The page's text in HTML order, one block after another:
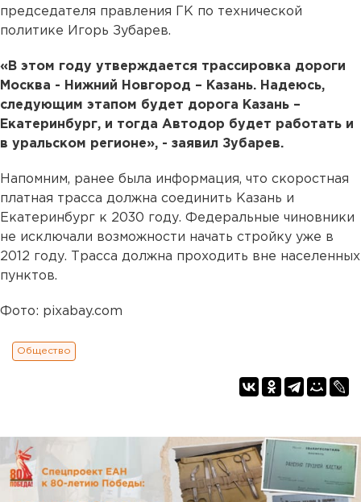
председателя правления ГК по технической
политике Игорь Зубарев.
«В этом году утверждается трассировка дороги
Москва - Нижний Новгород – Казань. Надеюсь,
следующим этапом будет дорога Казань –
Екатеринбург, и тогда Автодор будет работать и
в уральском регионе», - заявил Зубарев.
Напомним, ранее была информация, что скоростная
платная трасса должна соединить Казань и
Екатеринбург к 2030 году. Федеральные чиновники
не исключали возможности начать стройку уже в
2012 году. Трасса должна проходить вне населенных
пунктов.
Фото: pixabay.com
Общество